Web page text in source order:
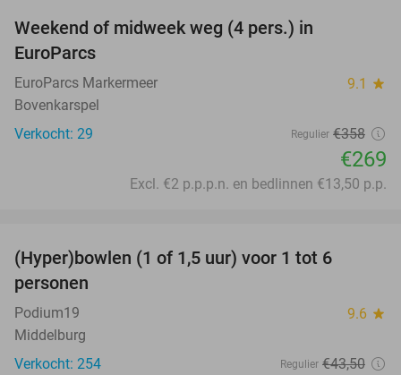
Weekend of midweek weg (4 pers.) in
EuroParcs
EuroParcs Markermeer 9.1 star
Bovenkarspel
Verkocht: 29
Regulier €358
€269
Excl. €2 p.p.p.n. en bedlinnen €13,50 p.p.
(Hyper)bowlen (1 of 1,5 uur) voor 1 tot 6
personen
Podium19 9.6 star
Middelburg
Verkocht: 254
Regulier €43,50